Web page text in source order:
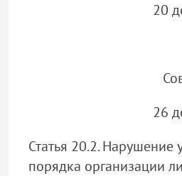
20
26
Статья 20.2. Нарушение
порядка организации